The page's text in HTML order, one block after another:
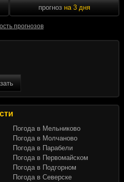
прогнозов
прогноз на 3 дня
Погода в Мельниково
Погода в Молчаново
Погода в Парабели
Погода в Первомайском
Погода в Подгорном
Погода в Северске